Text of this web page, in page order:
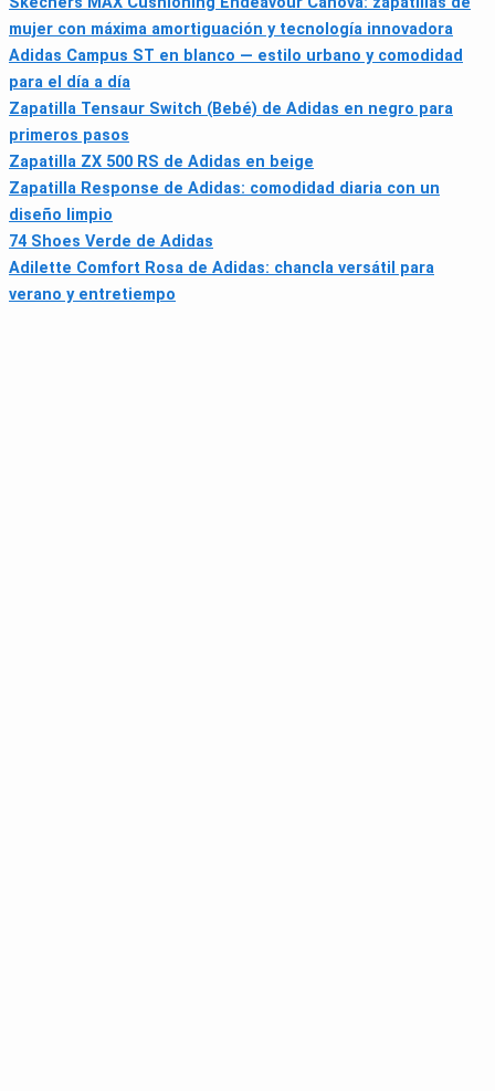
mujer con máxima amortiguación y tecnología innovadora
Adidas Campus ST en blanco — estilo urbano y comodidad
para el día a día
Zapatilla Tensaur Switch (Bebé) de Adidas en negro para
primeros pasos
Zapatilla ZX 500 RS de Adidas en beige
Zapatilla Response de Adidas: comodidad diaria con un
diseño limpio
74 Shoes Verde de Adidas
Adilette Comfort Rosa de Adidas: chancla versátil para
verano y entretiempo